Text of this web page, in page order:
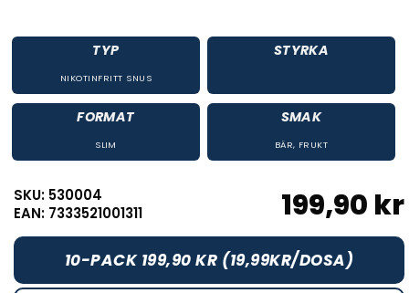
TYP
NIKOTINFRITT SNUS
STYRKA
FORMAT
SLIM
SMAK
BÄR, FRUKT
SKU: 530004
EAN: 7333521001311
199,90 kr
10-PACK 199,90 KR (19,99KR/DOSA)